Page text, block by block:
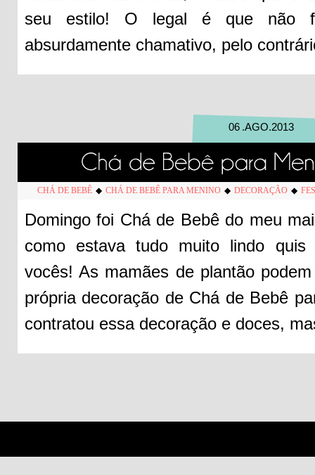
seu estilo! O legal é que não
absurdamente chamativo, pelo
06 .AGO.2013
CHÁ DE BEBÊ ◆ CHÁ DE BEBÊ PARA MENINO ◆ DECORAÇÃO ◆
Domingo foi Chá de Bebê do meu
como estava tudo muito lindo
vocês! As mamães de plantão
própria decoração de Chá de Bebê
contratou essa decoração e doces,